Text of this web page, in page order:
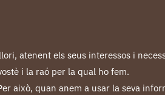
atenent els seus interessos i
i la raó per la qual ho fem.
això, quan anem a usar la seva